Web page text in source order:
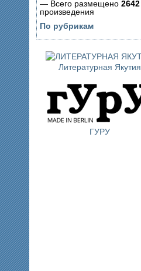
— Всего размещено 2642
произведения
По рубрикам
Литературная Якутия
ГУРУ